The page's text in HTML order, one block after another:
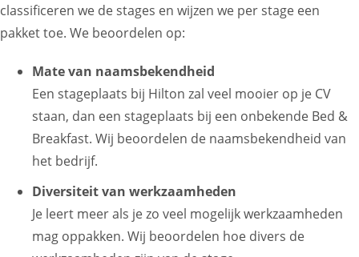
classificeren we de stages en wijzen we per stage een
pakket toe. We beoordelen op:
Mate van naamsbekendheid
Een stageplaats bij Hilton zal veel mooier op je CV
staan, dan een stageplaats bij een onbekende Bed &
Breakfast. Wij beoordelen de naamsbekendheid van
het bedrijf.
Diversiteit van werkzaamheden
Je leert meer als je zo veel mogelijk werkzaamheden
mag oppakken. Wij beoordelen hoe divers de